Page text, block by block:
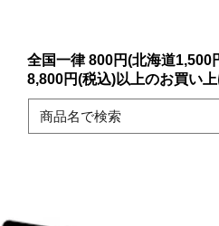
全国一律 800円(北海道1,500
8,800円(税込)以上のお買い上